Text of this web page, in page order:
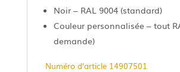
Noir – RAL 9004 (standard)
Couleur personnalisée – tout
demande)
Numéro d’article 14907501